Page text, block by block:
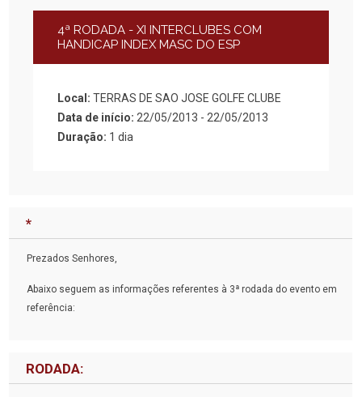
4ª RODADA - XI INTERCLUBES COM
HANDICAP INDEX MASC DO ESP
Local:TERRAS DE SAO JOSE GOLFE CLUBE
Data de início: 22/05/2013 - 22/05/2013
Duração: 1 dia
*
Prezados Senhores,
Abaixo seguem as informações referentes à 3ª rodada do evento em
referência:
RODADA: